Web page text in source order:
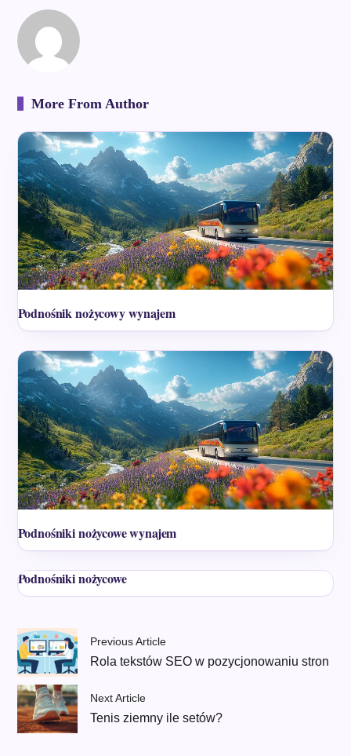
More From Author
Podnośnik nożycowy wynajem
Podnośniki nożycowe wynajem
Podnośniki nożycowe
Previous Article
Rola tekstów SEO w pozycjonowaniu stron
Next Article
Tenis ziemny ile setów?